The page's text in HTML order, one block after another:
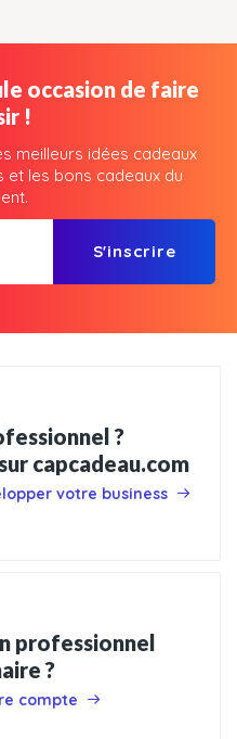
occasion de faire
!
meilleurs idées cadeaux
les bons cadeaux du
S'inscrire
?
capcadeau.com
votre business
professionnel
?
compte